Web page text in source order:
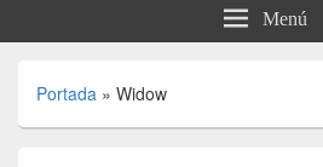
Menú
Portada » Widow